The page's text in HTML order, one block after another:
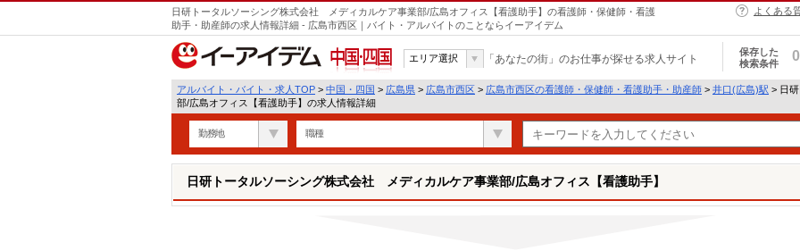
日研トータルソーシング株式会社 メディカルケア事業部/広島オフィス【看護助手】の看護師・保健師・看護
助手・助産師の求人情報詳細 - 広島市西区｜バイト・アルバイトのことならイーアイデム
よくある
中国・四国
エリア選択 「あなたの街」のお仕事が探せる求人サイト
保存した
検索条件
0
アルバイト・バイト・求人TOP > 中国・四国 > 広島県 > 広島市西区 > 広島市西区の看護師・保健師・看護助手・助産師 > 井口(広島)駅 > 日
部/広島オフィス【看護助手】の求人情報詳細
勤務地 職種
日研トータルソーシング株式会社 メディカルケア事業部/広島オフィス【看護助手】